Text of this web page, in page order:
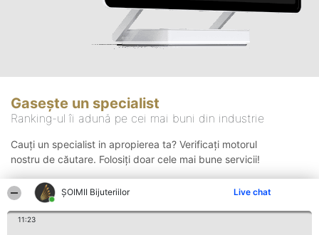
ŞOIMII Bijuteriilor Live chat
11:23
Gasește un specialist
Ranking-ul îi adună pe cei mai buni din industrie
Cauți un specialist in apropierea ta? Verificați motorul
nostru de căutare. Folosiți doar cele mai bune servicii!